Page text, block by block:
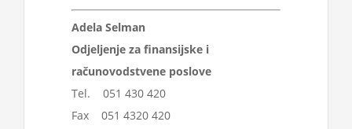
Adela Selman
Odjeljenje za finansijske i
računovodstvene poslove
Tel. 051 430 420
Fax 051 4320 420